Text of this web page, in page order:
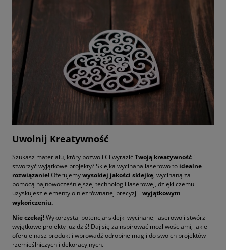
Uwolnij Kreatywność
Szukasz materiału, który pozwoli Ci wyrazić Twoją kreatywność i
stworzyć wyjątkowe projekty? Sklejka wycinana laserowo to idealne
rozwiązanie!Oferujemywysokiej jakości sklejkę, wycinaną za
pomocą najnowocześniejszej technologii laserowej, dzięki czemu
uzyskujesz elementy o niezrównanej precyzji i wyjątkowym
wykończeniu.
Nie czekaj!Wykorzystaj potencjał sklejki wycinanej laserowo i stwórz
wyjątkowe projekty już dziś! Daj się zainspirować możliwościami, jakie
oferuje nasz produkt i wprowadź odrobinę magii do swoich projektów
rzemieślniczych i dekoracyjnych.